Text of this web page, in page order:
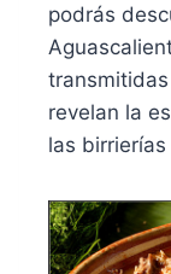
podrás
revelan la
las birrierías